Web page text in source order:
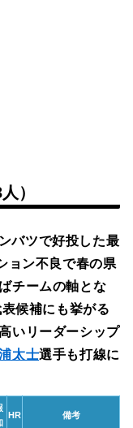
）
バツで好投した最
ョン不良で春の県
チームの軸とな
候補にも挙がる
いリーダーシップ
太士選手も打線に
HR 備考